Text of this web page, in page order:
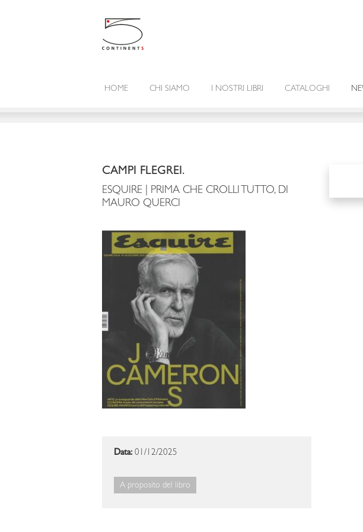
HOME CHI SIAMO I NOSTRI LIBRI CATALOGHI
CAMPI FLEGREI.
ESQUIRE | PRIMA CHE CROLLI TUTTO, DI
MAURO QUERCI
Data: 01/12/2025
A proposito del libro